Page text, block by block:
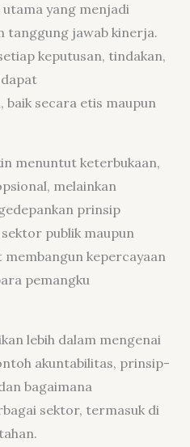
yang menjadi
tanggung jawab kinerja.
keputusan, tindakan,
secara etis maupun
menuntut keterbukaan,
melainkan
prinsip
publik maupun
kepercayaan
pemangku
lebih dalam mengenai
akuntabilitas, prinsip-
bagaimana
sektor, termasuk di